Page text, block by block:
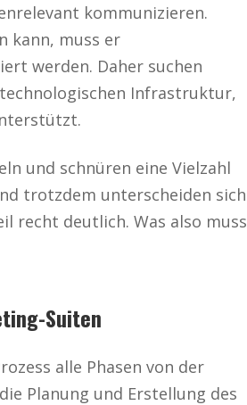
kommunizieren.
kann, muss er
werden. Daher suchen
Infrastruktur,
und schnüren eine Vielzahl
trotzdem unterscheiden sich
recht deutlich. Was also muss
Suiten
alle Phasen von der
Planung und Erstellung des